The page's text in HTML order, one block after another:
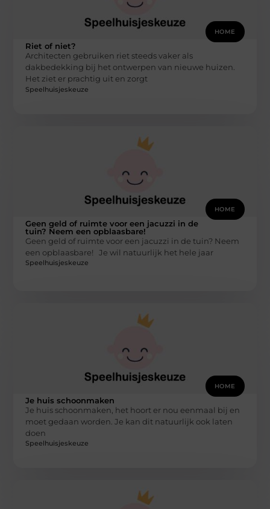
HOME
Riet of niet?
Architecten gebruiken riet steeds vaker als
dakbedekking bij het ontwerpen van nieuwe huizen.
Het ziet er prachtig uit en zorgt
Speelhuisjeskeuze
HOME
Geen geld of ruimte voor een jacuzzi in de
tuin? Neem een opblaasbare!
Geen geld of ruimte voor een jacuzzi in de tuin? Neem
een opblaasbare! Je wil natuurlijk het hele jaar
Speelhuisjeskeuze
HOME
Je huis schoonmaken
Je huis schoonmaken, het hoort er nou eenmaal bij en
moet gedaan worden. Je kan dit natuurlijk ook laten
doen
Speelhuisjeskeuze